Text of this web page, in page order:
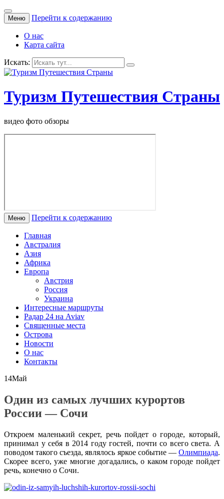
Меню Перейти к содержанию
О нас
Карта сайта
Искать:
Туризм Путешествия Страны
видео фото обзоры
Меню Перейти к содержанию
Главная
Австралия
Азия
Африка
Европа
Австрия
Россия
Украина
Интересные маршруты
Радар 24 на Aviav
Священные места
Острова
Новости
О нас
Контакты
14Май
Один из самых лучших курортов
России — Сочи
Откроем маленький секрет, речь пойдет о городе, который,
принимал у себя в 2014 году гостей, почти со всего света. А
поводом такого съезда, являлось яркое событие — Олимпиада.
Скорее всего, уже многие догадались, о каком городе пойдет
речь, конечно о Сочи.